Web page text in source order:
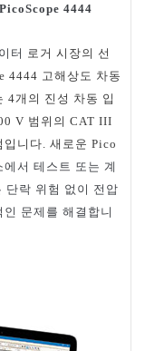
PicoScope 4444
터 로거 시장의 선
4444 고해상도 차동
4개의 진성 차동 입
V 범위의 CAT III
입니다. 새로운 Pico
에서 테스트 또는 계
단락 위험 없이 전압
인 문제를 해결합니